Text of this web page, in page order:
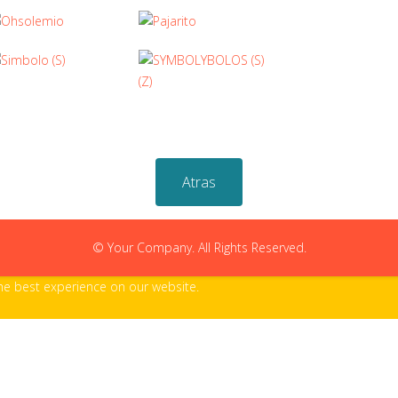
Atras
© Your Company. All Rights Reserved.
best experience on our website.